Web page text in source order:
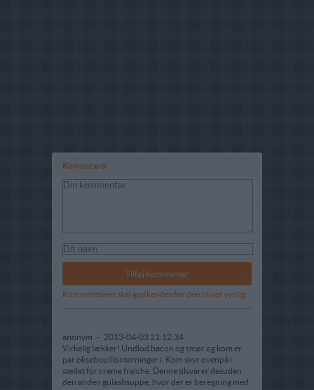
Komentarer
Kommentaren skal godkendes før den bliver synlig
anonym - 2013-04-03 21:12:34
Virkelig lækker! Undlod bacon og smør og kom er
par oksebouillonterninger i. Kom skyr ovenpå i
stedet for creme fraiche. Denne tilsvarer desuden
den anden gulashsuppe, hvor der er beregning med.